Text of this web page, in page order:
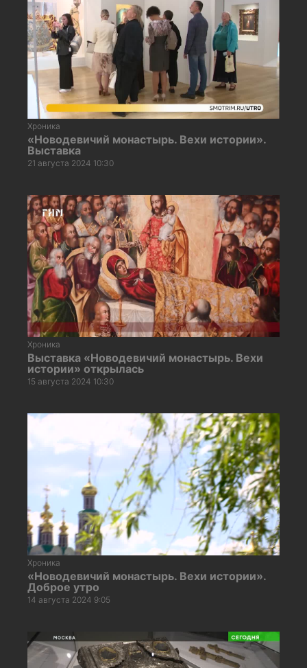
Хроника
«Новодевичий монастырь. Вехи истории».
Выставка
21 августа 2024 10:30
Хроника
Выставка «Новодевичий монастырь. Вехи
истории» открылась
15 августа 2024 10:30
Хроника
«Новодевичий монастырь. Вехи истории».
Доброе утро
14 августа 2024 9:05